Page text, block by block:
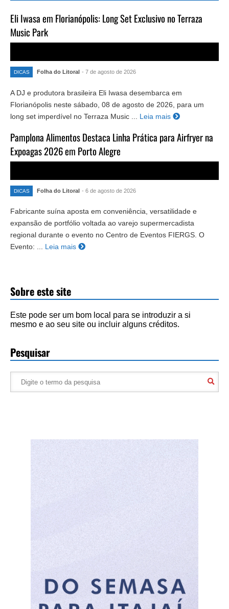
Eli Iwasa em Florianópolis: Long Set Exclusivo no Terraza
Music Park
DICAS Folha do Litoral - 7 de agosto de 2026
A DJ e produtora brasileira Eli Iwasa desembarca em
Florianópolis neste sábado, 08 de agosto de 2026, para um
long set imperdível no Terraza Music ...
Leia mais
Pamplona Alimentos Destaca Linha Prática para Airfryer na
Expoagas 2026 em Porto Alegre
DICAS Folha do Litoral - 6 de agosto de 2026
Fabricante suína aposta em conveniência, versatilidade e
expansão de portfólio voltada ao varejo supermercadista
regional durante o evento no Centro de Eventos FIERGS. O
Evento: ... Leia mais
Sobre este site
Este pode ser um bom local para se introduzir a si
mesmo e ao seu site ou incluir alguns créditos.
Pesquisar